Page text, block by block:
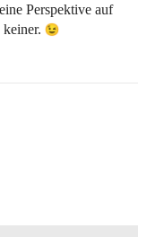
Perspektive auf